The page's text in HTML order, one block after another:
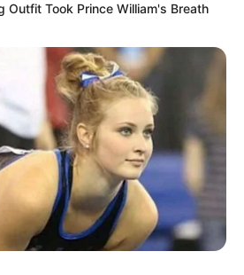
Outfit Took Prince William's Breath